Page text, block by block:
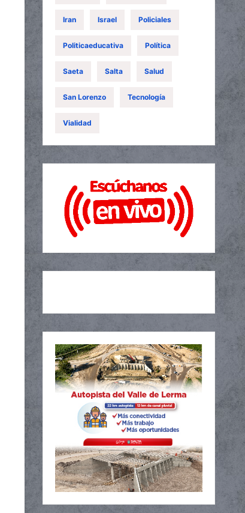
Iran Israel Policiales
Politicaeducativa Política
Saeta Salta Salud
San Lorenzo Tecnología
Vialidad